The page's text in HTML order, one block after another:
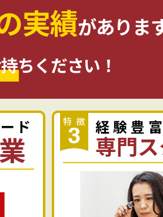
実績がありま
ちください！
ド 経験豊
専門